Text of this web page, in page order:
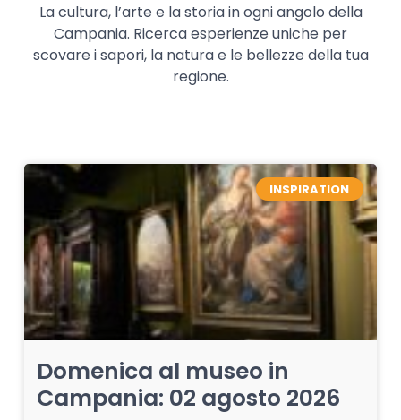
La cultura, l’arte e la storia in ogni angolo della
Campania. Ricerca esperienze uniche per
scovare i sapori, la natura e le bellezze della tua
regione.
INSPIRATION
Domenica al museo in
Campania: 02 agosto 2026